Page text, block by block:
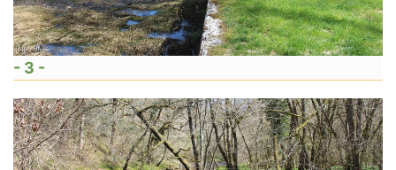
- 3 -